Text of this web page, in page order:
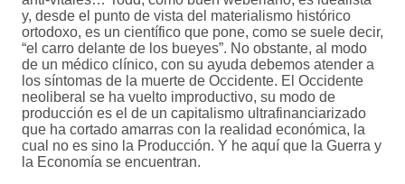
y, desde el punto de vista del materialismo histórico
ortodoxo, es un científico que pone, como se suele decir,
“el carro delante de los bueyes”. No obstante, al modo
de un médico clínico, con su ayuda debemos atender a
los síntomas de la muerte de Occidente. El Occidente
neoliberal se ha vuelto improductivo, su modo de
producción es el de un capitalismo ultrafinanciarizado
que ha cortado amarras con la realidad económica, la
cual no es sino la Producción. Y he aquí que la Guerra y
la Economía se encuentran.